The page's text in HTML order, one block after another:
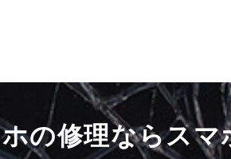
の修理ならスマ